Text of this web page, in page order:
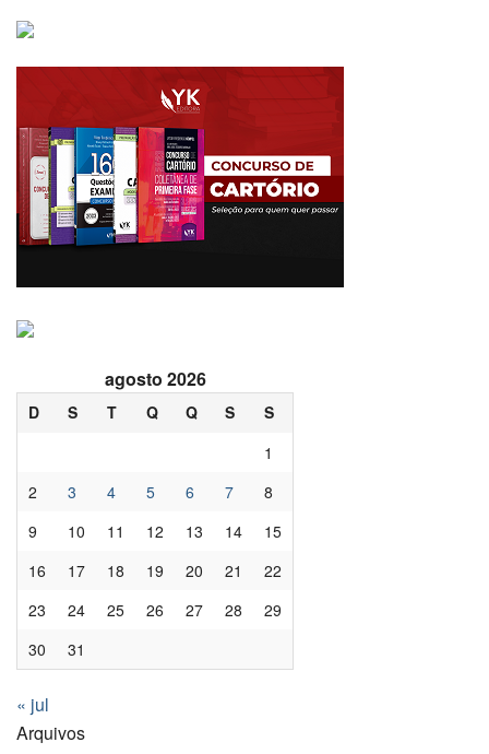
agosto 2026
D S T Q Q S
S
1
2
3 4 5 6 7
8
9
10 11 12 13 14
15
16
17 18 19 20 21
22
23
24 25 26 27 28
29
30
31
« jul
Arquivos